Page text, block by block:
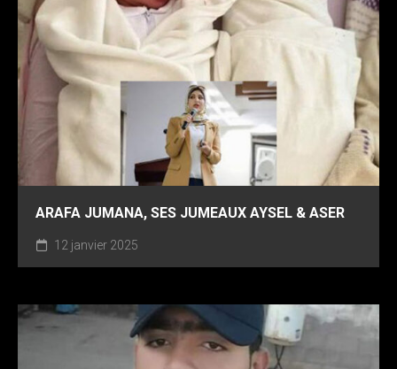
ARAFA JUMANA, SES JUMEAUX AYSEL & ASER
12 janvier 2025